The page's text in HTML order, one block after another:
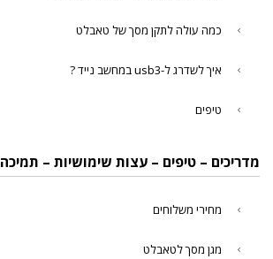
כמה עולה לתקן מסך של טאבלט
איך לשדרג ל-usb3 במחשב נייד ?
טיפים
מדריכים – טיפים – עצות שימושיות – תמיכה
מחירי משלוחים
מגן מסך לטאבלט